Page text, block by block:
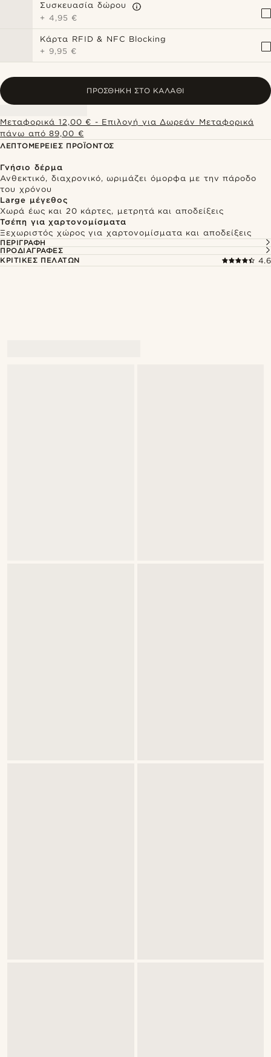
Συσκευασία δώρου
+ 4,95 €
Κάρτα RFID & NFC Blocking
+ 9,95 €
ΠΡΟΣΘΉΚΗ ΣΤΟ ΚΑΛΆΘΙ
Μεταφορικά 12,00 € - Επιλογή για Δωρεάν Μεταφορικά
πάνω από 89,00 €
ΛΕΠΤΟΜΈΡΕΙΕΣ ΠΡΟΪΌΝΤΟΣ
Γνήσιο δέρμα
Ανθεκτικό, διαχρονικό, ωριμάζει όμορφα με την πάροδο
του χρόνου
Large μέγεθος
Χωρά έως και 20 κάρτες, μετρητά και αποδείξεις
Τσέπη για χαρτονομίσματα
Ξεχωριστός χώρος για χαρτονομίσματα και αποδείξεις
ΠΕΡΙΓΡΑΦΉ
ΠΡΟΔΙΑΓΡΑΦΈΣ
ΚΡΙΤΙΚΈΣ ΠΕΛΑΤΏΝ
4.6